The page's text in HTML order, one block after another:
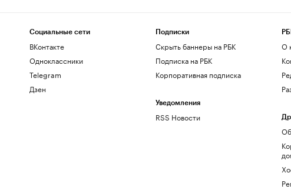
Социальные сети
ВКонтакте
Одноклассники
Telegram
Дзен
Подписки
Скрыть баннеры на РБК
Подписка на РБК
Корпоративная подписка
Уведомления
RSS Новости
О